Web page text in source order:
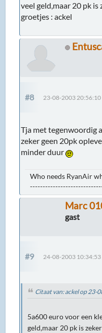
veel geld,maar 20 pk is
groetjes : ackel
#8 23-08-2003 20:56:10
Tja met tegenwoordig
zeker geen 20pk
minder duur
Who needs RyanAir
Marc
gast
#9 24-08-2003 10:34:53
Citaat van: ackel op 23-
5a600 euro voor een
geld,maar 20 pk is